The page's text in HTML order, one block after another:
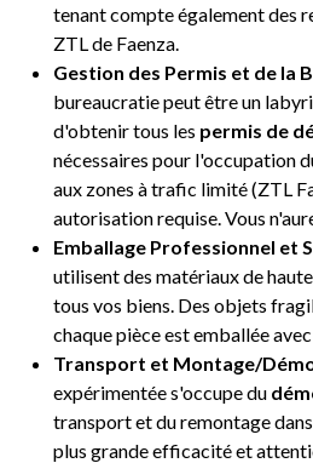
tenant compte également des
ZTL de Faenza.
Gestion des Permis et de la
bureaucratie peut être un
d'obtenir tous les permis de
nécessaires pour l'occupation
aux zones à trafic limité (ZTL
autorisation requise. Vous
Emballage Professionnel et
utilisent des matériaux de
tous vos biens. Des objets
chaque pièce est emballée
Transport et Montage/
expérimentée s'occupe du
transport et du remontage
plus grande efficacité et